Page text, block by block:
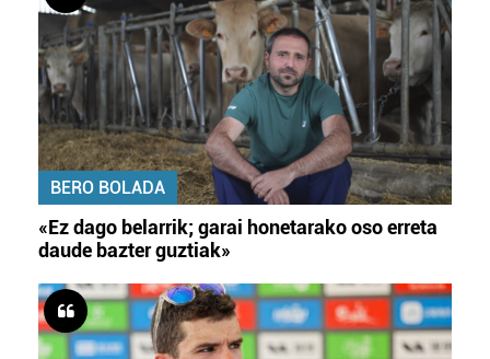
BERO BOLADA
«Ez dago belarrik; garai honetarako oso erreta
daude bazter guztiak»